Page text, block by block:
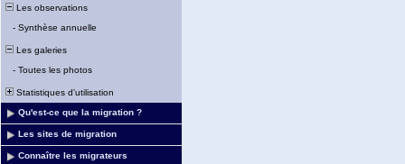
Les observations
- Synthèse annuelle
Les galeries
- Toutes les photos
Statistiques d'utilisation
Qu'est-ce que la migration ?
Les sites de migration
Connaître les migrateurs